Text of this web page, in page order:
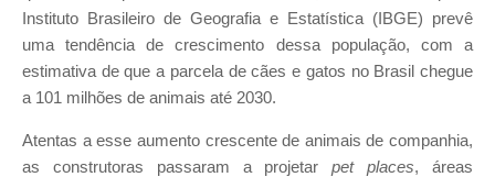
Instituto Brasileiro de Geografia e Estatística (IBGE) prevê
uma tendência de crescimento dessa população, com a
estimativa de que a parcela de cães e gatos no Brasil chegue
a 101 milhões de animais até 2030.
Atentas a esse aumento crescente de animais de companhia,
as construtoras passaram a projetarpet places, áreas